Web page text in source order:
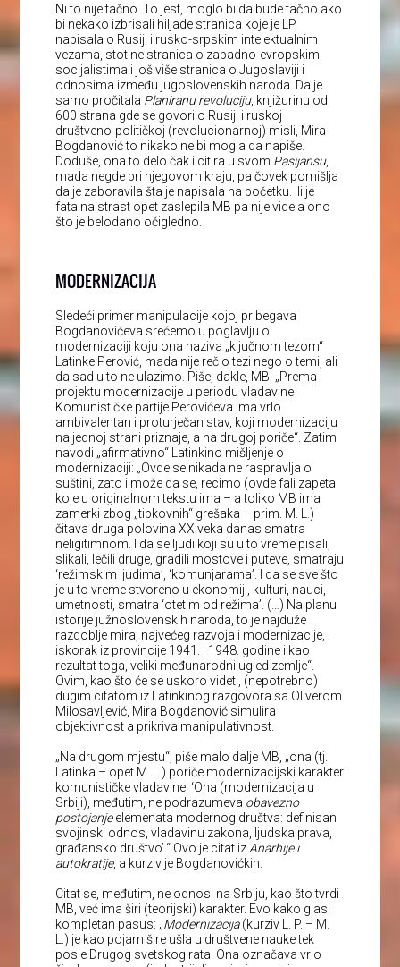
Ni to nije tačno. To jest, moglo bi da bude tačno ako
bi nekako izbrisali hiljade stranica koje je LP
napisala o Rusiji i rusko-srpskim intelektualnim
vezama, stotine stranica o zapadno-evropskim
socijalistima i još više stranica o Jugoslaviji i
odnosima između jugoslovenskih naroda. Da je
samo pročitala Planiranu revoluciju, knjižurinu od
600 strana gde se govori o Rusiji i ruskoj
društveno-političkoj (revolucionarnoj) misli, Mira
Bogdanović to nikako ne bi mogla da napiše.
Doduše, ona to delo čak i citira u svom Pasijansu,
mada negde pri njegovom kraju, pa čovek pomišlja
da je zaboravila šta je napisala na početku. Ili je
fatalna strast opet zaslepila MB pa nije videla ono
što je belodano očigledno.
MODERNIZACIJA
Sledeći primer manipulacije kojoj pribegava
Bogdanovićeva srećemo u poglavlju o
modernizaciji koju ona naziva „ključnom tezom“
Latinke Perović, mada nije reč o tezi nego o temi, ali
da sad u to ne ulazimo. Piše, dakle, MB: „Prema
projektu modernizacije u periodu vladavine
Komunističke partije Perovićeva ima vrlo
ambivalentan i proturječan stav, koji modernizaciju
na jednoj strani priznaje, a na drugoj poriče“. Zatim
navodi „afirmativno“ Latinkino mišljenje o
modernizaciji: „Ovde se nikada ne raspravlja o
suštini, zato i može da se, recimo (ovde fali zapeta
koje u originalnom tekstu ima – a toliko MB ima
zamerki zbog „tipkovnih“ grešaka – prim. M. L.)
čitava druga polovina XX veka danas smatra
neligitimnom. I da se ljudi koji su u to vreme pisali,
slikali, lečili druge, gradili mostove i puteve, smatraju
‘režimskim ljudima’, ‘komunjarama’. I da se sve što
je u to vreme stvoreno u ekonomiji, kulturi, nauci,
umetnosti, smatra ‘otetim od režima’. (…) Na planu
istorije južnoslovenskih naroda, to je najduže
razdoblje mira, najvećeg razvoja i modernizacije,
iskorak iz provincije 1941. i 1948. godine i kao
rezultat toga, veliki međunarodni ugled zemlje“.
Ovim, kao što će se uskoro videti, (nepotrebno)
dugim citatom iz Latinkinog razgovora sa Oliverom
Milosavljević, Mira Bogdanović simulira
objektivnost a prikriva manipulativnost.
„Na drugom mjestu“, piše malo dalje MB, „ona (tj.
Latinka – opet M. L.) poriče modernizacijski karakter
komunističke vladavine: ‘Ona (modernizacija u
Srbiji), međutim, ne podrazumeva obavezno
postojanjeelemenata modernog društva: definisan
svojinski odnos, vladavinu zakona, ljudska prava,
građansko društvo’.“ Ovo je citat iz Anarhije i
autokratije, a kurziv je Bogdanovićkin.
Citat se, međutim, ne odnosi na Srbiju, kao što tvrdi
MB, već ima širi (teorijski) karakter. Evo kako glasi
kompletan pasus: „Modernizacija(kurziv L. P. – M.
L.) je kao pojam šire ušla u društvene nauke tek
posle Drugog svetskog rata. Ona označava vrlo